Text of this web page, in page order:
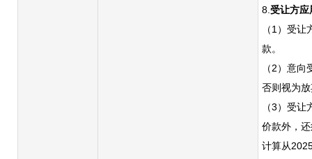
8. 受让方应
（1）受让
款。
（2）意向
否则视为
（3） 受让
价款外，
计算从